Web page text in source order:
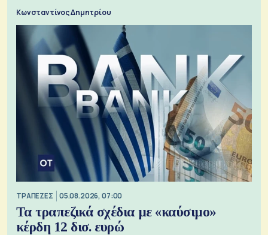
Κωνσταντίνος Δημητρίου
ΤΡΑΠΕΖΕΣ 05.08.2026, 07:00
Τα τραπεζικά σχέδια με «καύσιμο»
κέρδη 12 δισ. ευρώ